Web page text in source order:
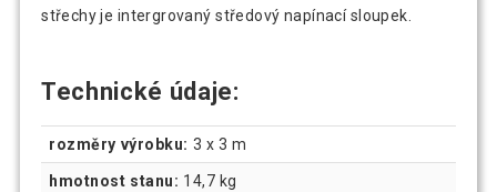
střechy je intergrovaný středový napínací sloupek.
Technické údaje:
rozměry výrobku: 3 x 3 m
hmotnost stanu: 14,7 kg